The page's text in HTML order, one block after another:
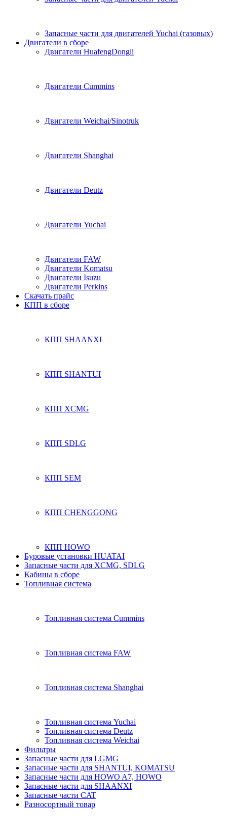
Запасные части для двигателей Yuchai (газовых)
Двигатели в сборе
Двигатели HuafengDongli
Двигатели Cummins
Двигатели Weichai/Sinotruk
Двигатели Shanghai
Двигатели Deutz
Двигатели Yuchai
Двигатели FAW
Двигатели Komatsu
Двигатели Isuzu
Двигатели Perkins
Скачать прайс
КПП в сборе
КПП SHAANXI
КПП SHANTUI
КПП XCMG
КПП SDLG
КПП SEM
КПП CHENGGONG
КПП HOWO
Буровые установки HUATAI
Запасные части для XCMG, SDLG
Кабины в сборе
Топливная система
Топливная система Cummins
Топливная система FAW
Топливная система Shanghai
Топливная система Yuchai
Топливная система Deutz
Топливная система Weichai
Фильтры
Запасные части для LGMG
Запасные части для SHANTUI, KOMATSU
Запасные части для HOWO A7, HOWO
Запасные части для SHAANXI
Запасные части CAT
Разносортный товар